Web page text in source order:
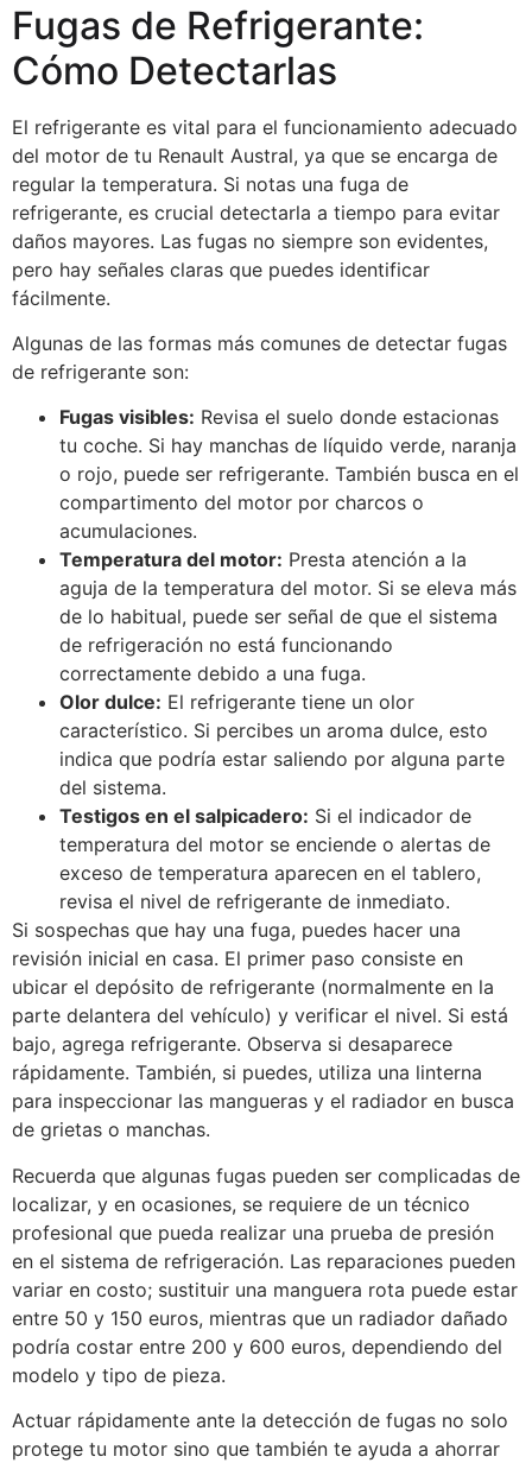
Fugas de Refrigerante:
Cómo Detectarlas
El refrigerante es vital para el funcionamiento adecuado
del motor de tu Renault Austral, ya que se encarga de
regular la temperatura. Si notas una fuga de
refrigerante, es crucial detectarla a tiempo para evitar
daños mayores. Las fugas no siempre son evidentes,
pero hay señales claras que puedes identificar
fácilmente.
Algunas de las formas más comunes de detectar fugas
de refrigerante son:
Fugas visibles: Revisa el suelo donde estacionas
tu coche. Si hay manchas de líquido verde, naranja
o rojo, puede ser refrigerante. También busca en el
compartimento del motor por charcos o
acumulaciones.
Temperatura del motor: Presta atención a la
aguja de la temperatura del motor. Si se eleva más
de lo habitual, puede ser señal de que el sistema
de refrigeración no está funcionando
correctamente debido a una fuga.
Olor dulce: El refrigerante tiene un olor
característico. Si percibes un aroma dulce, esto
indica que podría estar saliendo por alguna parte
del sistema.
Testigos en el salpicadero: Si el indicador de
temperatura del motor se enciende o alertas de
exceso de temperatura aparecen en el tablero,
revisa el nivel de refrigerante de inmediato.
Si sospechas que hay una fuga, puedes hacer una
revisión inicial en casa. El primer paso consiste en
ubicar el depósito de refrigerante (normalmente en la
parte delantera del vehículo) y verificar el nivel. Si está
bajo, agrega refrigerante. Observa si desaparece
rápidamente. También, si puedes, utiliza una linterna
para inspeccionar las mangueras y el radiador en busca
de grietas o manchas.
Recuerda que algunas fugas pueden ser complicadas de
localizar, y en ocasiones, se requiere de un técnico
profesional que pueda realizar una prueba de presión
en el sistema de refrigeración. Las reparaciones pueden
variar en costo; sustituir una manguera rota puede estar
entre 50 y 150 euros, mientras que un radiador dañado
podría costar entre 200 y 600 euros, dependiendo del
modelo y tipo de pieza.
Actuar rápidamente ante la detección de fugas no solo
protege tu motor sino que también te ayuda a ahorrar